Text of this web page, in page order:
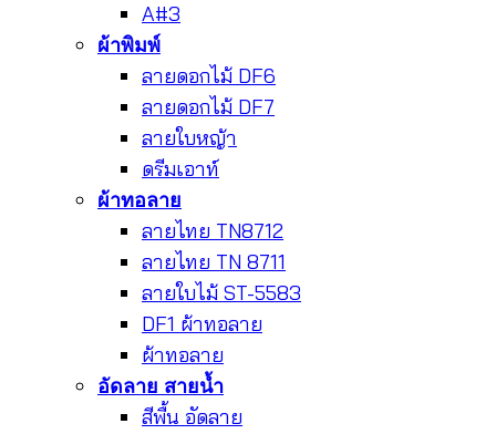
A#3
ผ้าพิมพ์
ลายดอกไม้ DF6
ลายดอกไม้ DF7
ลายใบหญ้า
ดรีมเอาท์
ผ้าทอลาย
ลายไทย TN8712
ลายไทย TN 8711
ลายใบไม้ ST-5583
DF1 ผ้าทอลาย
ผ้าทอลาย
อัดลาย สายน้ำ
สีพื้น อัดลาย